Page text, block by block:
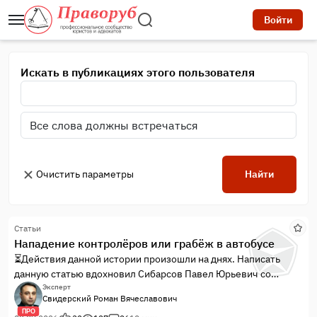
Войти
Искать в публикациях этого пользователя
Очистить параметры Найти
Статьи
Нападение контролёров или грабёж в автобусе
⏳Действия данной истории произошли на днях. Написать
данную статью вдохновил Сибарсов Павел Юрьевич со
статьёй: «Самооборона по-русски. Как не сесть за попытку
защитить себя». Сразу поясню, что я эксперт полиграфолог, а
ПРО
Эксперт
Свидерский Роман Вячеславович